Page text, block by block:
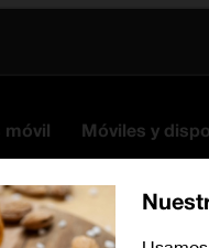
móvil Móviles y